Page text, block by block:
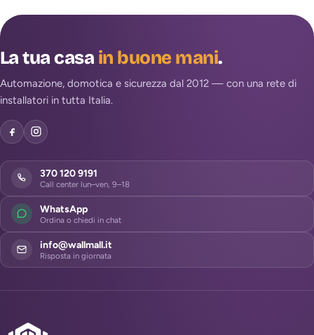
La tua casain buone mani.
Automazione, domotica e sicurezza dal 2012 — con una rete di
installatori in tutta Italia.
370 120 9191
Call center lun–ven, 9–18
WhatsApp
Ordina o chiedi in chat
info@wallmall.it
Risposta in giornata